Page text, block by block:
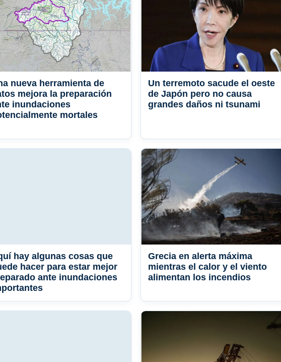
nueva herramienta de
mejora la preparación
inundaciones
mortales
Un terremoto sacude el oeste
de Japón pero no causa
grandes daños ni tsunami
hay algunas cosas que
hacer para estar mejor
ante inundaciones
Grecia en alerta máxima
mientras el calor y el viento
alimentan los incendios